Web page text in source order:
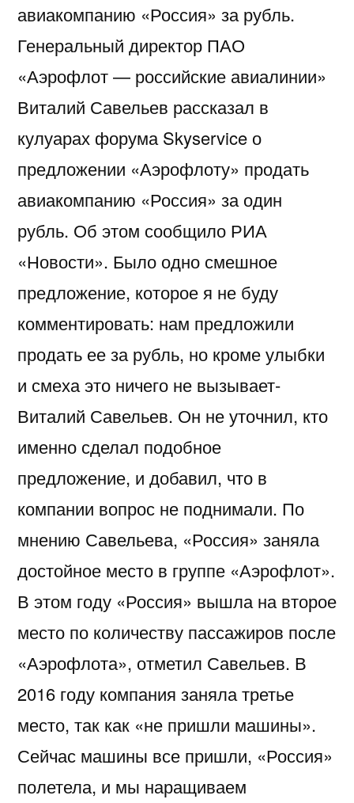
авиакомпанию «Россия» за рубль.
Генеральный директор ПАО
«Аэрофлот — российские авиалинии»
Виталий Савельев рассказал в
кулуарах форума Skyservice о
предложении «Аэрофлоту» продать
авиакомпанию «Россия» за один
рубль. Об этом сообщило РИА
«Новости». Было одно смешное
предложение, которое я не буду
комментировать: нам предложили
продать ее за рубль, но кроме улыбки
и смеха это ничего не вызывает-
Виталий Савельев. Он не уточнил, кто
именно сделал подобное
предложение, и добавил, что в
компании вопрос не поднимали. По
мнению Савельева, «Россия» заняла
достойное место в группе «Аэрофлот».
В этом году «Россия» вышла на второе
место по количеству пассажиров после
«Аэрофлота», отметил Савельев. В
2016 году компания заняла третье
место, так как «не пришли машины».
Сейчас машины все пришли, «Россия»
полетела, и мы наращиваем